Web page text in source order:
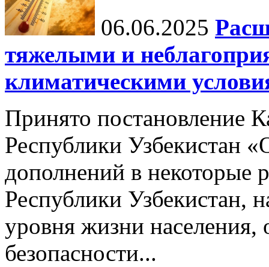
06.06.2025
тяжелыми и
климатическими
Принято постановление
Республики Узбекистан
дополнений в некоторые
Республики Узбекистан,
уровня жизни населения,
безопасности...